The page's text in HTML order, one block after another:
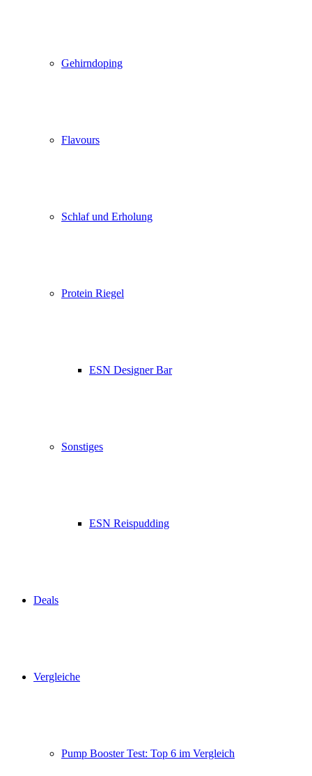
Gehirndoping
Flavours
Schlaf und Erholung
Protein Riegel
ESN Designer Bar
Sonstiges
ESN Reispudding
Deals
Vergleiche
Pump Booster Test: Top 6 im Vergleich